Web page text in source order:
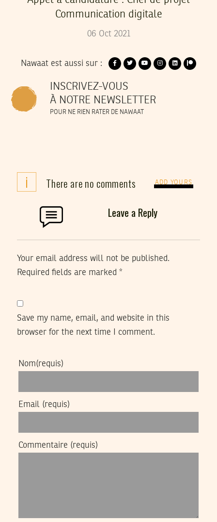
Communication digitale
06 Oct 2021
Nawaat est aussi sur :
INSCRIVEZ-VOUS
À NOTRE NEWSLETTER
POUR NE RIEN RATER DE NAWAAT
i There are no comments ADD YOURS
Leave a Reply
Your email address will not be published.
Required fields are marked *
Save my name, email, and website in this
browser for the next time I comment.
Nom(requis)
Email (requis)
Commentaire (requis)